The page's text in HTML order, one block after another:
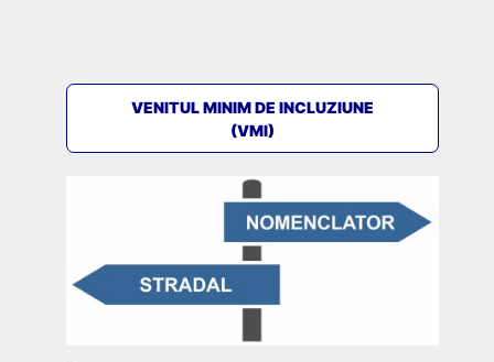
VENITUL MINIM DE INCLUZIUNE
(VMI)